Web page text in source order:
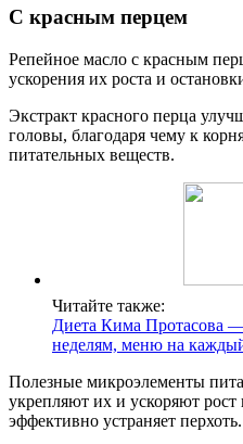
С красным перцем
Репейное масло с красным
ускорения их роста и
Экстракт красного перца
головы, благодаря чему к
питательных веществ.
Читайте также:
Диета Кима Протасова
неделям, меню на
Полезные микроэлементы
укрепляют их и ускоряют рост
эффективно устраняет перхоть.